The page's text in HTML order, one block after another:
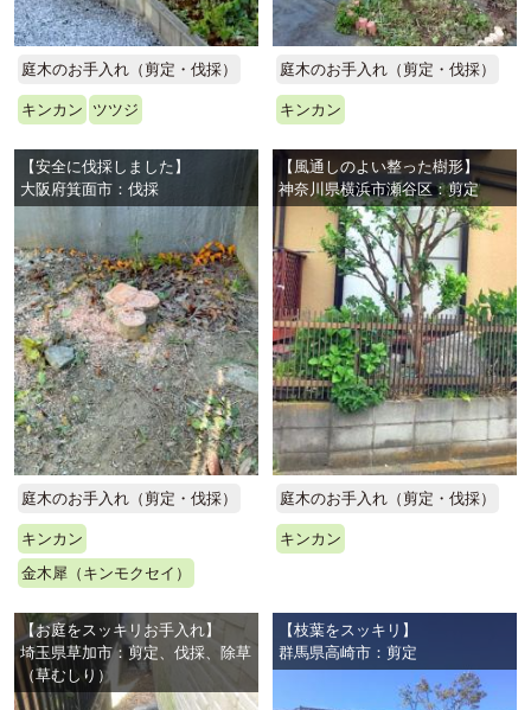
庭木のお手入れ（剪定・伐採）
キンカン ツツジ
庭木のお手入れ（剪定・伐採）
キンカン
【安全に伐採しました】
大阪府箕面市：伐採
庭木のお手入れ（剪定・伐採）
キンカン
金木犀（キンモクセイ）
【風通しのよい整った樹形】
神奈川県横浜市瀬谷区：剪定
庭木のお手入れ（剪定・伐採）
キンカン
【お庭をスッキリお手入れ】
埼玉県草加市：剪定、伐採、除草
（草むしり）
【枝葉をスッキリ】
群馬県高崎市：剪定